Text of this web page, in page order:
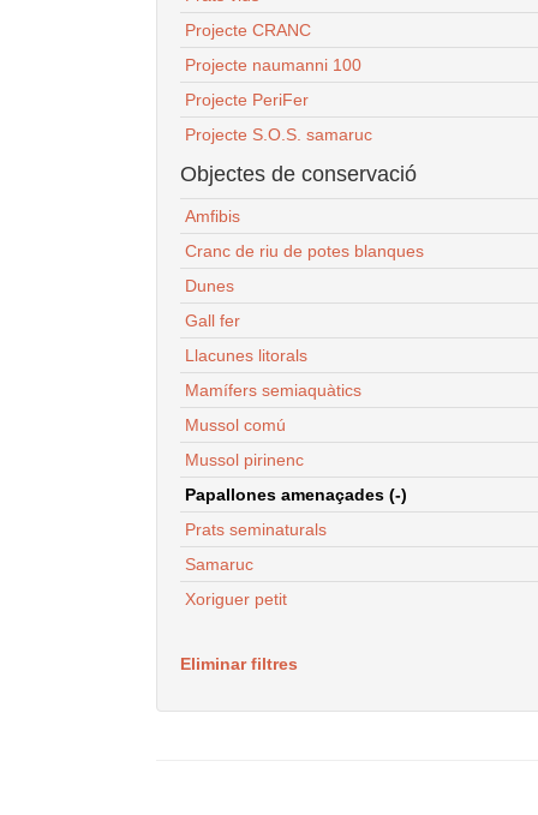
Projecte CRANC
Projecte naumanni 100
Projecte PeriFer
Projecte S.O.S. samaruc
Objectes de conservació
Amfibis
Cranc de riu de potes blanques
Dunes
Gall fer
Llacunes litorals
Mamífers semiaquàtics
Mussol comú
Mussol pirinenc
Papallones amenaçades (-)
Prats seminaturals
Samaruc
Xoriguer petit
Eliminar filtres